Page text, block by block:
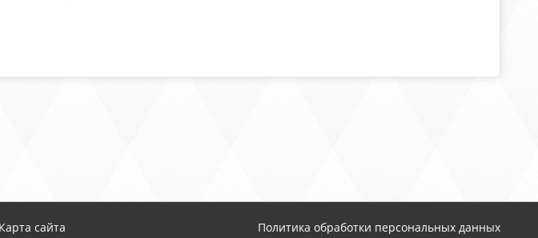
Карта сайта Политика обработки персональных данных